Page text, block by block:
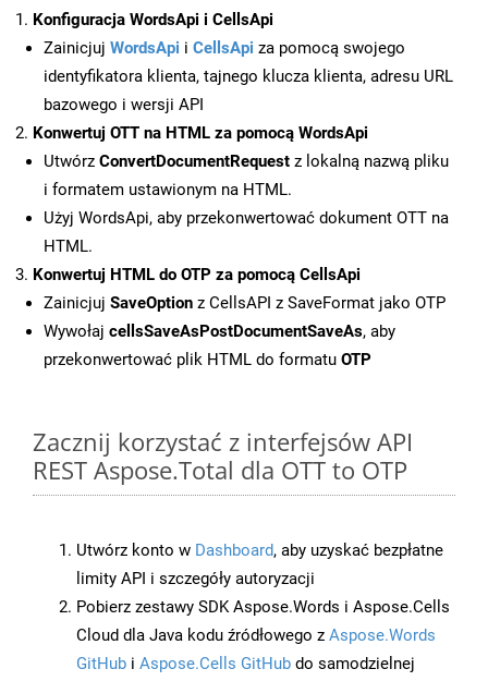
Konfiguracja WordsApi i CellsApi
Zainicjuj WordsApi i CellsApi za pomocą swojego
identyfikatora klienta, tajnego klucza klienta, adresu URL
bazowego i wersji API
Konwertuj OTT na HTML za pomocą WordsApi
Utwórz ConvertDocumentRequest z lokalną nazwą pliku
i formatem ustawionym na HTML.
Użyj WordsApi, aby przekonwertować dokument OTT na
HTML.
Konwertuj HTML do OTP za pomocą CellsApi
Zainicjuj SaveOption z CellsAPI z SaveFormat jako OTP
Wywołaj cellsSaveAsPostDocumentSaveAs, aby
przekonwertować plik HTML do formatu OTP
Zacznij korzystać z interfejsów API
REST Aspose.Total dla OTT to OTP
Utwórz konto w Dashboard, aby uzyskać bezpłatne
limity API i szczegóły autoryzacji
Pobierz zestawy SDK Aspose.Words i Aspose.Cells
Cloud dla Java kodu źródłowego z Aspose.Words
GitHub i Aspose.Cells GitHub do samodzielnej